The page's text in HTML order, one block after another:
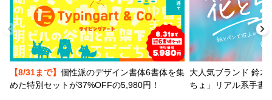
【8/31まで】 個性派のデザイン書体6書体を集
めた特別セットが37%OFFの5,980円！
大人気ブランド 鈴木
ちょ」リアル系手書